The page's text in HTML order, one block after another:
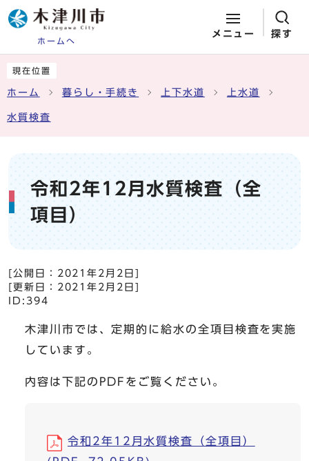
ホームへ
メニュー 探す
現在位置
ホーム 暮らし・手続き 上下水道 上水道
水質検査
令和2年12月水質検査（全
項目）
[公開日： 2021年2月2日
[更新日： 2021年2月2日
ID:394
木津川市では、定期的に給水の全項目検査を実施
しています。
内容は下記のPDFをご覧ください。
令和2年12月水質検査（全項目）